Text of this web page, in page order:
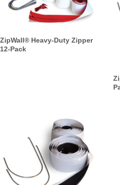
ZipWall® Heavy-Duty Zipper
12-Pack